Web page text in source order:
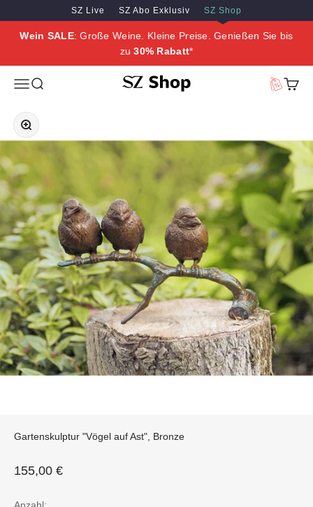
Zum Inhalt springen
Zum Hauptinhalt springen
SZ Live SZ Abo Exklusiv SZ Shop
Wein SALE: Große Weine. Kleine Preise. Genießen Sie bis
zu30% Rabatt*
MenüSuche SZ Erleben
Bild vergrößern
Gartenskulptur "Vögel auf Ast", Bronze
Angebot
155,00 €